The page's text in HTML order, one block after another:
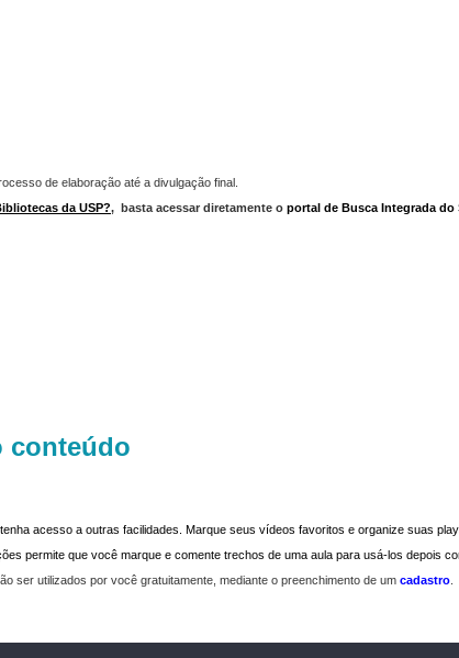
de elaboração até a divulgação final.
da USP?, basta acessar diretamente o portal de Busca Integrada do
conteúdo
acesso a outras facilidades. Marque seus vídeos favoritos e organize suas
permite que você marque e comente trechos de uma aula para usá-los depois
ser utilizados por você gratuitamente, mediante o preenchimento de um cadastro